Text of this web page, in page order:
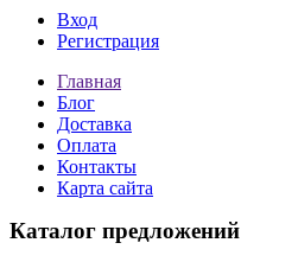
Вход
Регистрация
Главная
Блог
Доставка
Оплата
Контакты
Карта сайта
Каталог предложений